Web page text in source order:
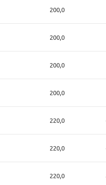
200,0
200,0
200,0
200,0
220,0
220,0
220,0